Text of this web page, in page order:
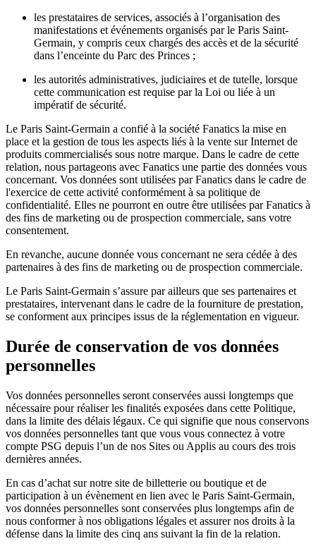
les prestataires de services, associés à l’organisation des
manifestations et événements organisés par le Paris Saint-
Germain, y compris ceux chargés des accès et de la sécurité
dans l’enceinte du Parc des Princes ;
les autorités administratives, judiciaires et de tutelle, lorsque
cette communication est requise par la Loi ou liée à un
impératif de sécurité.
Le Paris Saint-Germain a confié à la société Fanatics la mise en
place et la gestion de tous les aspects liés à la vente sur Internet de
produits commercialisés sous notre marque. Dans le cadre de cette
relation, nous partageons avec Fanatics une partie des données vous
concernant. Vos données sont utilisées par Fanatics dans le cadre de
l'exercice de cette activité conformément à sa politique de
confidentialité. Elles ne pourront en outre être utilisées par Fanatics à
des fins de marketing ou de prospection commerciale, sans votre
consentement.
En revanche, aucune donnée vous concernant ne sera cédée à des
partenaires à des fins de marketing ou de prospection commerciale.
Le Paris Saint-Germain s’assure par ailleurs que ses partenaires et
prestataires, intervenant dans le cadre de la fourniture de prestation,
se conforment aux principes issus de la réglementation en vigueur.
Durée de conservation de vos données
personnelles
Vos données personnelles seront conservées aussi longtemps que
nécessaire pour réaliser les finalités exposées dans cette Politique,
dans la limite des délais légaux. Ce qui signifie que nous conservons
vos données personnelles tant que vous vous connectez à votre
compte PSG depuis l’un de nos Sites ou Applis au cours des trois
dernières années.
En cas d’achat sur notre site de billetterie ou boutique et de
participation à un évènement en lien avec le Paris Saint-Germain,
vos données personnelles sont conservées plus longtemps afin de
nous conformer à nos obligations légales et assurer nos droits à la
défense dans la limite des cinq ans suivant la fin de la relation.